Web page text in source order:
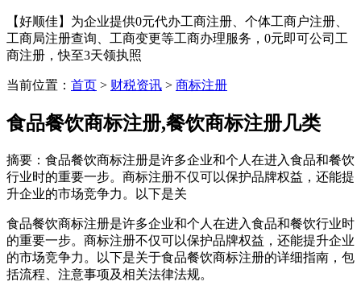
【好顺佳】为企业提供0元代办工商注册、个体工商户注册、
工商局注册查询、工商变更等工商办理服务，0元即可公司工
商注册，快至3天领执照
当前位置： 首页 > 财税资讯 > 商标注册
食品餐饮商标注册,餐饮商标注册几类
摘要：食品餐饮商标注册是许多企业和个人在进入食品和餐饮
行业时的重要一步。商标注册不仅可以保护品牌权益，还能提
升企业的市场竞争力。以下是关
食品餐饮商标注册是许多企业和个人在进入食品和餐饮行业时
的重要一步。商标注册不仅可以保护品牌权益，还能提升企业
的市场竞争力。以下是关于食品餐饮商标注册的详细指南，包
括流程、注意事项及相关法律法规。